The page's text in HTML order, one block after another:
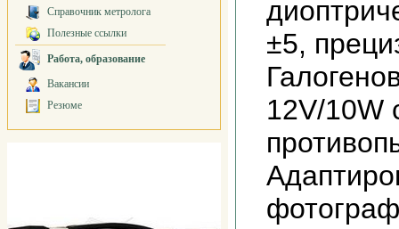
Справочник метролога
Полезные ссылки
Работа, образование
Вакансии
Резюме
±5,
12V/10W